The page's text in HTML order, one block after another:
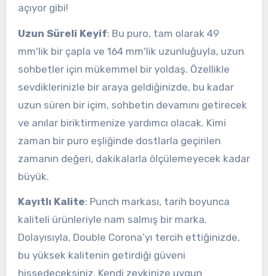
açıyor gibi!
Uzun Süreli Keyif: Bu puro, tam olarak 49
mm'lik bir çapla ve 164 mm'lik uzunluğuyla, uzun
sohbetler için mükemmel bir yoldaş. Özellikle
sevdiklerinizle bir araya geldiğinizde, bu kadar
uzun süren bir içim, sohbetin devamını getirecek
ve anılar biriktirmenize yardımcı olacak. Kimi
zaman bir puro eşliğinde dostlarla geçirilen
zamanın değeri, dakikalarla ölçülemeyecek kadar
büyük.
Kayıtlı Kalite: Punch markası, tarih boyunca
kaliteli ürünleriyle nam salmış bir marka.
Dolayısıyla, Double Corona’yı tercih ettiğinizde,
bu yüksek kalitenin getirdiği güveni
hissedeceksiniz. Kendi zevkinize uygun